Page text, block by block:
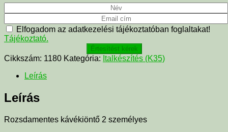
Elfogadom az adatkezelési tájékoztatóban foglaltakat!
Tájékoztató.
Értesítést kérek
Cikkszám: 1180 Kategória: Italkészítés (K35)
Leírás
Leírás
Rozsdamentes kávékiöntő 2 személyes